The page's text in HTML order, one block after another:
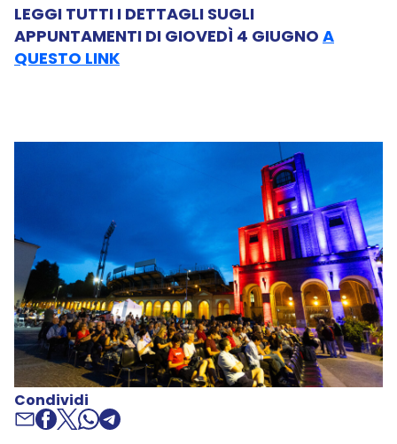
LEGGI TUTTI I DETTAGLI SUGLI
APPUNTAMENTI DI GIOVEDÌ 4 GIUGNOA
QUESTO LINK
Condividi